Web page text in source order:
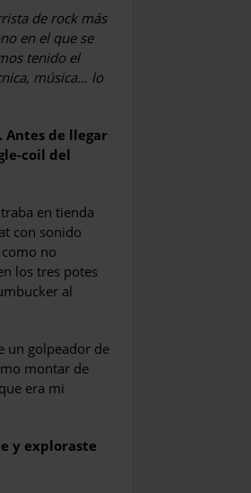
de rock más
en el que se
tenido el
música… lo
Antes de llegar
coil del
en tienda
con sonido
no
los tres potes
al
un golpeador de
montar de
era mi
y exploraste